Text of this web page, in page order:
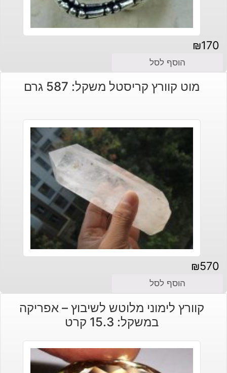
₪170
הוסף לסל
מוט קוורץ קריסטל משקל: 587 גרם
₪570
הוסף לסל
קוורץ לימוני מלוטש לשיבוץ – אפריקה
במשקל: 15.3 קרט